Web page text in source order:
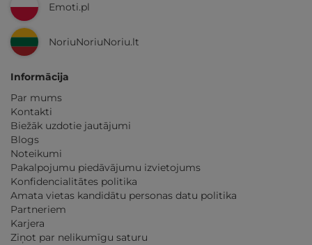
Emoti.pl
NoriuNoriuNoriu.lt
Informācija
Par mums
Kontakti
Biežāk uzdotie jautājumi
Blogs
Noteikumi
Pakalpojumu piedāvājumu izvietojums
Konfidencialitātes politika
Amata vietas kandidātu personas datu politika
Partneriem
Karjera
Ziņot par nelikumīgu saturu